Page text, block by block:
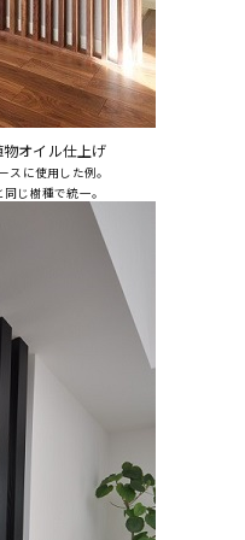
オイル仕上げ
スに使用した例。
じ樹種で統一。